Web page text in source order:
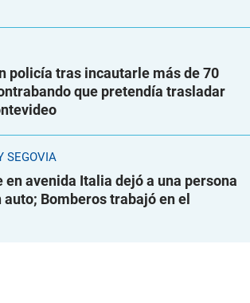
policía tras incautarle más de 70
que pretendía trasladar
SEGOVIA
avenida Italia dejó a una persona
Bomberos trabajó en el